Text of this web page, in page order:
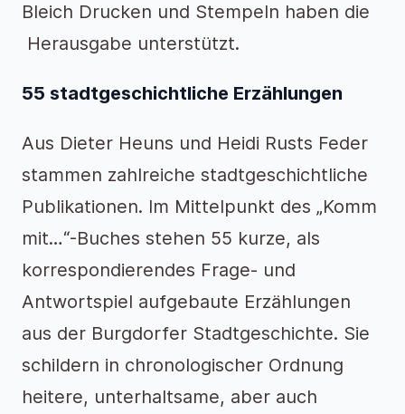
Bleich Drucken und Stempeln haben die
Herausgabe unterstützt.
55 stadtgeschichtliche Erzählungen
Aus Dieter Heuns und Heidi Rusts Feder
stammen zahlreiche stadtgeschichtliche
Publikationen. Im Mittelpunkt des „Komm
mit…“-Buches stehen 55 kurze, als
korrespondierendes Frage- und
Antwortspiel aufgebaute Erzählungen
aus der Burgdorfer Stadtgeschichte. Sie
schildern in chronologischer Ordnung
heitere, unterhaltsame, aber auch